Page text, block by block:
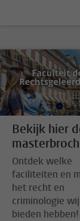
Bekijk hier
Ontdek welke
faciliteiten en
het recht en
criminologie
bieden hebben!